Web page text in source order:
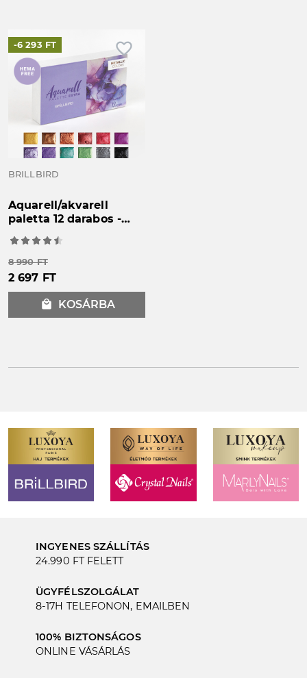
favorite_border
-6 293 FT
BRILLBIRD
Aquarell/akvarell
paletta 12 darabos -
akvarell festék
8 990 FT
2 697 FT
local_mall KOSÁRBA
INGYENES SZÁLLÍTÁS
24.990 FT FELETT
ÜGYFÉLSZOLGÁLAT
8-17H TELEFONON, EMAILBEN
100% BIZTONSÁGOS
ONLINE VÁSÁRLÁS